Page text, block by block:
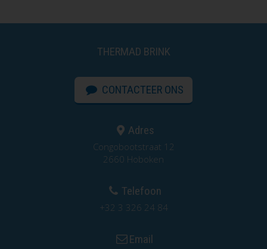
THERMAD BRINK
CONTACTEER ONS
Adres
Congobootstraat 12
2660 Hoboken
Telefoon
+32 3 326 24 84
Email